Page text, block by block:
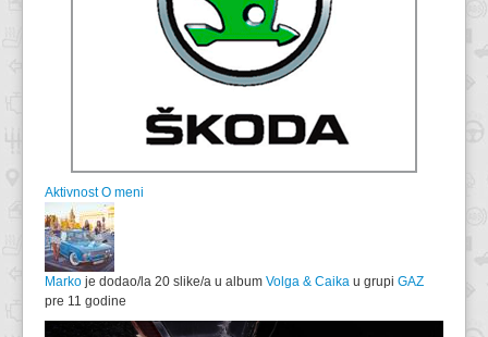
Aktivnost O meni
Marko je dodao/la 20 slike/a u album Volga & Caika u grupi GAZ
pre 11 godine